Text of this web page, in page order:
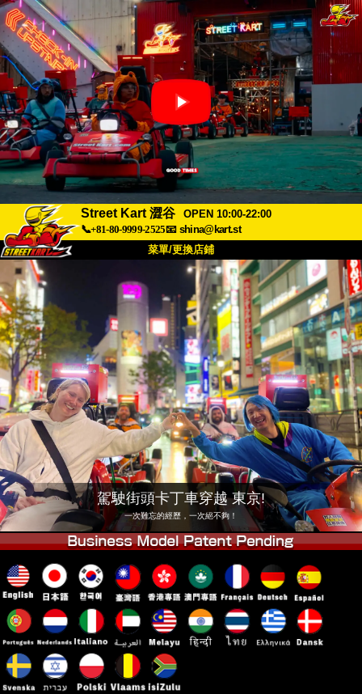
Street Kart 澀谷
OPEN 10:00-22:00
📞+81-80-9999-2525📧 shina@kart.st
菜單/更換店鋪
首頁
關於 規格 價格
交通方式 顧客聲音 常見問題
公司 預訂
更換店鋪
東京品川 #1 東京秋葉原#1
東京秋葉原#2 東京澀谷
東京澀谷附屬 東京灣
東京淺草 大阪
沖繩
駕駛街頭卡丁車穿越 東京!
一次難忘的經歷，一次絕不夠！